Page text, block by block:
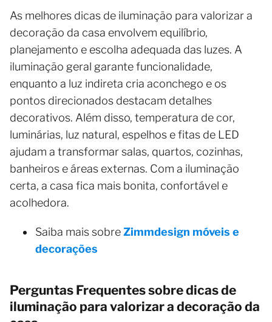
As melhores dicas de iluminação para valorizar a
decoração da casa envolvem equilíbrio,
planejamento e escolha adequada das luzes. A
iluminação geral garante funcionalidade,
enquanto a luz indireta cria aconchego e os
pontos direcionados destacam detalhes
decorativos. Além disso, temperatura de cor,
luminárias, luz natural, espelhos e fitas de LED
ajudam a transformar salas, quartos, cozinhas,
banheiros e áreas externas. Com a iluminação
certa, a casa fica mais bonita, confortável e
acolhedora.
Saiba mais sobreZimmdesign móveis e
decorações
Perguntas Frequentes sobre dicas de
iluminação para valorizar a decoração da